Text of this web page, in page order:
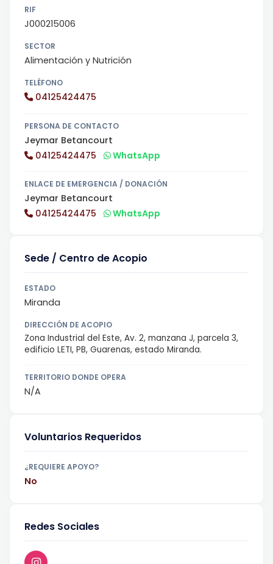
RIF
J000215006
SECTOR
Alimentación y Nutrición
TELÉFONO
04125424475
PERSONA DE CONTACTO
Jeymar Betancourt
04125424475
WhatsApp
ENLACE DE EMERGENCIA / DONACIÓN
Jeymar Betancourt
04125424475
WhatsApp
Sede / Centro de Acopio
ESTADO
Miranda
DIRECCIÓN DE ACOPIO
Zona Industrial del Este, Av. 2, manzana J, parcela 3,
edificio LETI, PB, Guarenas, estado Miranda.
TERRITORIO DONDE OPERA
N/A
Voluntarios Requeridos
¿REQUIERE APOYO?
No
Redes Sociales